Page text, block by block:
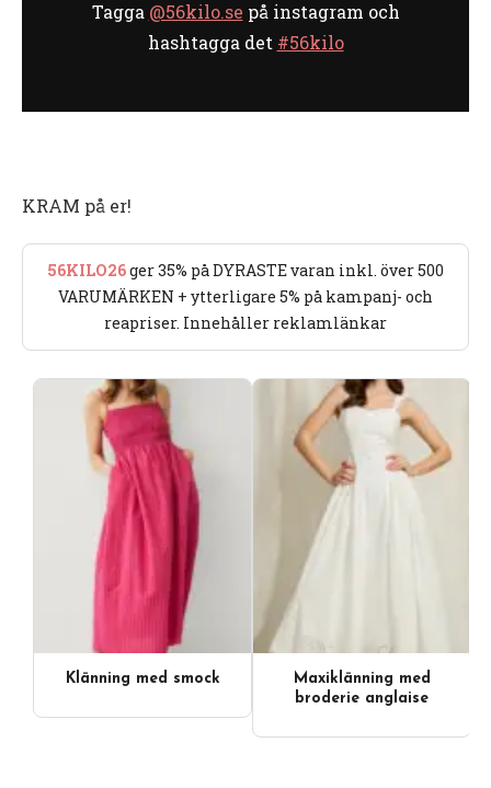
Tagga @56kilo.se på instagram och
hashtagga det #56kilo
KRAM på er!
56KILO26ger 35% på DYRASTE varan inkl. över 500
VARUMÄRKEN + ytterligare 5% på kampanj- och
reapriser. Innehåller reklamlänkar
Klänning med smock
Maxiklänning med
broderie anglaise